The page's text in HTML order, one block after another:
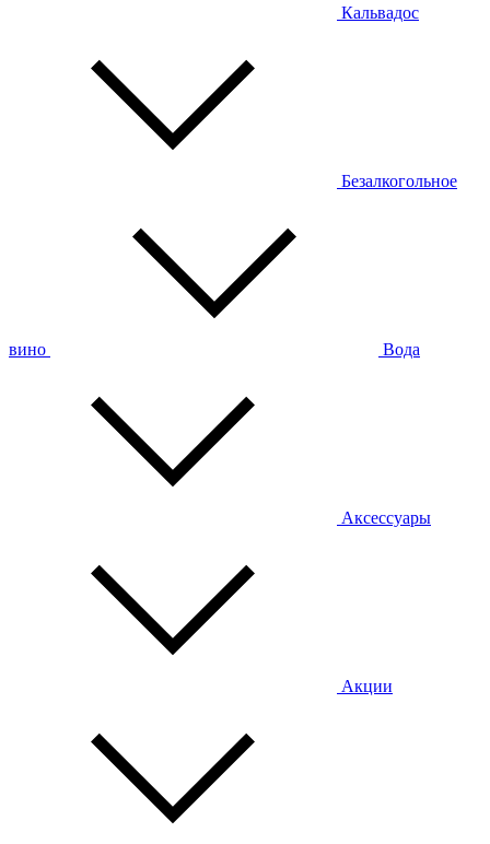
Кальвадос
Безалкогольное
вино Вода
Аксессуары
Акции